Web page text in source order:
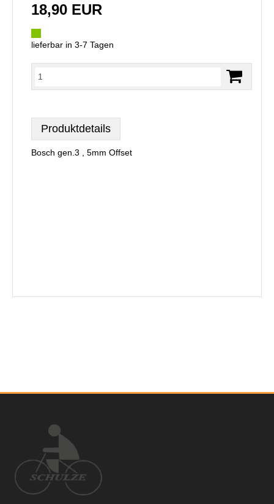
18,90 EUR
lieferbar in 3-7 Tagen
Produktdetails
Bosch gen.3 , 5mm Offset